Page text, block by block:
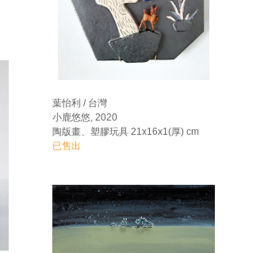
葉怡利 / 台灣
小鹿悠悠, 2020
陶版畫、塑膠玩具 21x16x1(厚) cm
已售出